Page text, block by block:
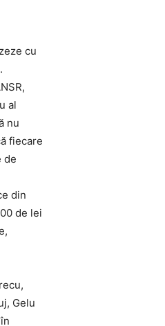
cu
al
nu
fiecare
de
din
de lei
Gelu